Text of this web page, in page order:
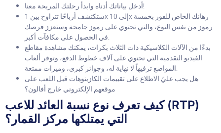
أدخل بياناتك أدناه وابدأ رحلتك المربحة معنا!
ستكتشف أرباحًا تتراوح بين 1x إلى 10x رهانك الخاص للفوز بخمسة
رموز من نفس النوع، والتي تحتوي على رموز جامحة وستعزز فرصك
في الحصول على مكافآت أكبر.
بدءًا من الآلات الكلاسيكية ذات الثلاث بكرات، يمكنك مشاهدة مقاطع
الفيديو التقدمية التي تحتوي على آلاف خطوط الدفع، وتوفر ألعاب
المواضع ترفيهاً لا نهاية له، وجوائز كبرى، وميزات ممتعة.
هل يجب عليّ الاطلاع على تقييمات الكازينوهات قبل اللعب على
موقعهم الإلكتروني خارج أفالون؟
كيف تعرف نوع نسبة العائد للاعب (RTP)
التي يمتلكها مركز القمار؟